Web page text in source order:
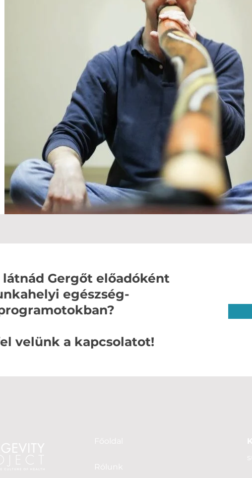
látnád Gergőt előadóként
egészség-
velünk a kapcsolatot!
Főoldal
Rólunk